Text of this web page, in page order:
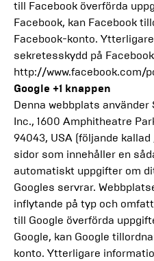
till Facebook överförda
Facebook, kan Facebook
Facebook-konto.
sekretesskydd på
http://www.facebook.com/
Google +1 knappen
Denna webbplats
Inc., 1600 Amphitheatre
94043, USA (följande kallad
sidor som innehåller en
automatiskt uppgifter om
Googles servrar.
inflytande på typ och
till Google överförda
Google, kan Google
konto. Ytterligare